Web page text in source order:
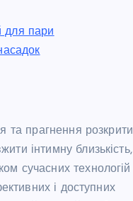
для пари
та прагнення розкрити
інтимну близькість,
сучасних технологій
і доступних